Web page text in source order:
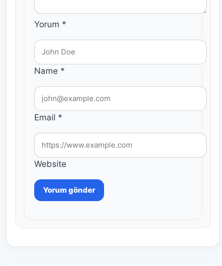
Yorum *
Name *
Email *
Website